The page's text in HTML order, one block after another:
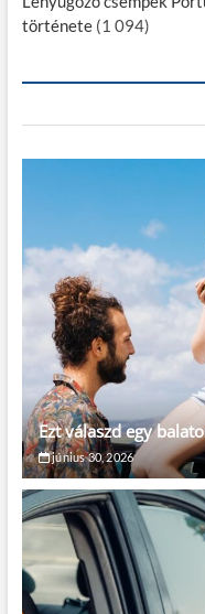
története (1 094)
Ezt válaszd egy
június 30, 2026